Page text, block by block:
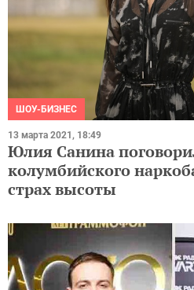
ШОУ-БИЗНЕС
13 марта 2021, 18:49
Юлия Санина
колумбийского
страх высоты